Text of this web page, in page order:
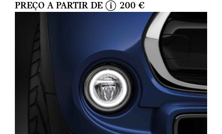
PREÇO A PARTIR DE
o
200 €